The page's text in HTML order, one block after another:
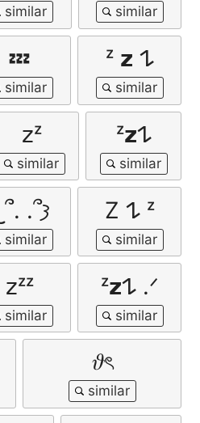
💤 ᶻ 𝘇 𐰁
𝗓ᶻ ᶻ𝘇𐰁
𐔌՞. .՞𐦯 Z 𐰁 ᶻ
𝗓ᶻᶻ ᶻ𝘇𐰁 .ᐟ
𝜗ৎ